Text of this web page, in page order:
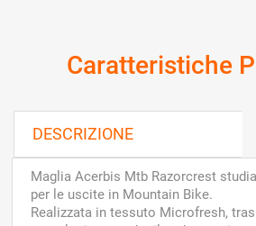
Caratteristiche
DESCRIZIONE
Maglia Acerbis Mtb Razorcrest
per le uscite in Mountain Bike.
Realizzata in tessuto Microfresh,